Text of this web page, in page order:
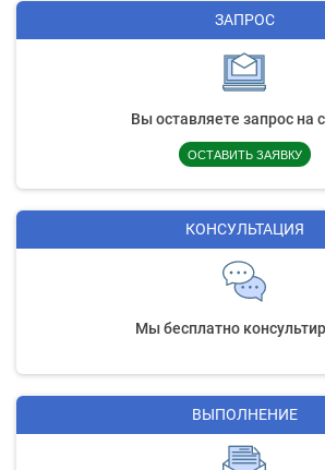
ЗАПРОС
Вы оставляете запрос на
ОСТАВИТЬ ЗАЯВКУ
КОНСУЛЬТАЦИЯ
Мы бесплатно
ВЫПОЛНЕНИЕ